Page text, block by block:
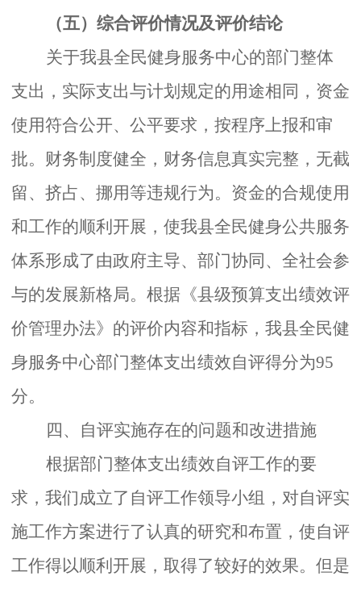
（五）综合评价情况及评价结论
关于我县全民健身服务中心的部门整体
支出，实际支出与计划规定的用途相同，资金
使用符合公开、公平要求，按程序上报和审
批。财务制度健全，财务信息真实完整，无截
留、挤占、挪用等违规行为。资金的合规使用
和工作的顺利开展，使我县全民健身公共服务
体系形成了由政府主导、部门协同、全社会参
与的发展新格局。根据《县级预算支出绩效评
价管理办法》的评价内容和指标，我县全民健
身服务中心部门整体支出绩效自评得分为95
分。
四、自评实施存在的问题和改进措施
根据部门整体支出绩效自评工作的要
求，我们成立了自评工作领导小组，对自评实
施工作方案进行了认真的研究和布置，使自评
工作得以顺利开展，取得了较好的效果。但是